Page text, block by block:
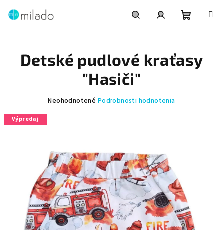
košík
Detské pudlové kraťasy
"Hasiči"
Priemerné
z
5
hviezdičiek.
Neohodnotené Podrobnosti hodnotenia
Výpredaj